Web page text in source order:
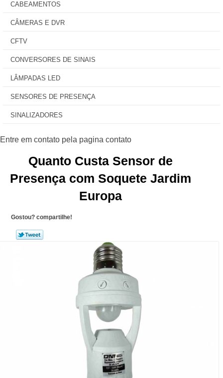
CABEAMENTOS
CÂMERAS E DVR
CFTV
CONVERSORES DE SINAIS
LÂMPADAS LED
SENSORES DE PRESENÇA
SINALIZADORES
Quanto Custa Sensor de
Presença com Soquete Jardim
Europa
Gostou? compartilhe!